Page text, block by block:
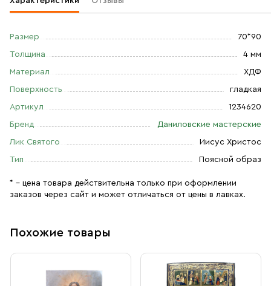
Размер 70*90
Толщина 4 мм
Материал ХДФ
Поверхность гладкая
Артикул 1234620
Бренд Даниловские мастерские
Лик Святого Иисус Христос
Тип Поясной образ
* – цена товара действительна только при оформлении
заказов через сайт и может отличаться от цены в лавках.
Похожие товары